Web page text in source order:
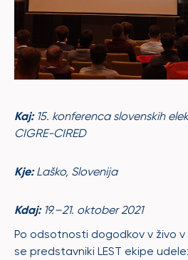
Kaj:15. konferenca slovenskih
CIGRE-CIRED
Kje:Laško, Slovenija
Kdaj:19.–21. oktober 2021
Po odsotnosti dogodkov v živo
se predstavniki LEST ekipe